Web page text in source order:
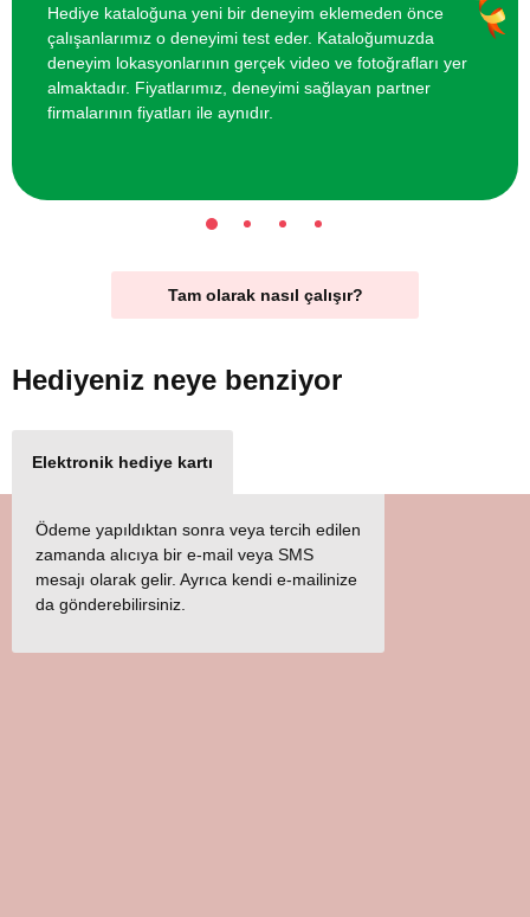
Hediye kataloğuna yeni bir deneyim eklemeden önce
çalışanlarımız o deneyimi test eder. Kataloğumuzda
deneyim lokasyonlarının gerçek video ve fotoğrafları yer
almaktadır. Fiyatlarımız, deneyimi sağlayan partner
firmalarının fiyatları ile aynıdır.
Tam olarak nasıl çalışır?
Hediyeniz neye benziyor
Elektronik hediye kartı
Ödeme yapıldıktan sonra veya tercih edilen
zamanda alıcıya bir e-mail veya SMS
mesajı olarak gelir. Ayrıca kendi e-mailinize
da gönderebilirsiniz.